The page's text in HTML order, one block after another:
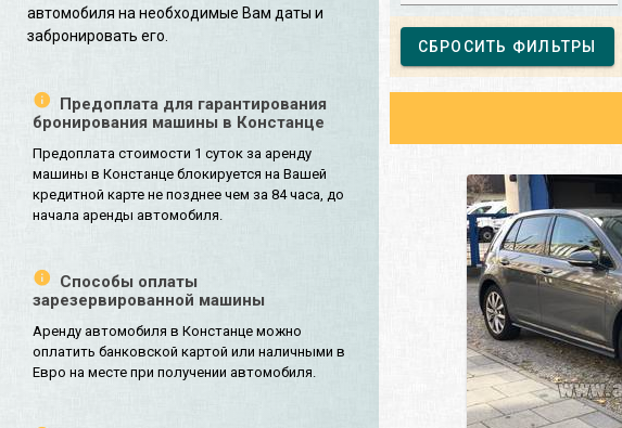
автомобиля на необходимые Вам даты и
забронировать его.
Предоплата для гарантирования
бронирования машины в Констанце
Предоплата стоимости 1 суток за аренду
машины в Констанце блокируется на Вашей
кредитной карте не позднее чем за 84 часа, до
начала аренды автомобиля.
Способы оплаты
зарезервированной машины
Аренду автомобиля в Констанце можно
оплатить банковской картой или наличными в
Евро на месте при получении автомобиля.
СБРОСИТЬ ФИЛЬТРЫ